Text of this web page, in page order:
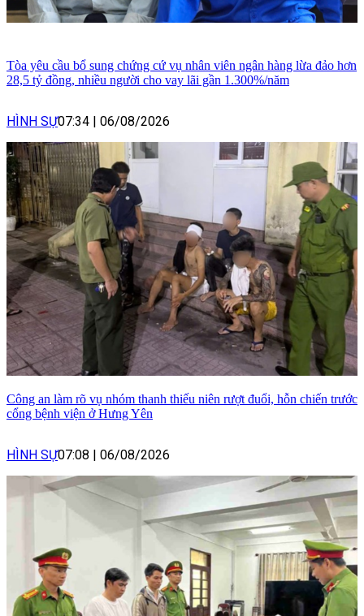
Tòa yêu cầu bổ sung chứng cứ vụ nhân viên ngân hàng lừa đảo hơn
28,5 tỷ đồng, nhiều người cho vay lãi gần 1.300%/năm
HÌNH SỰ07:34 | 06/08/2026
Công an làm rõ vụ nhóm thanh thiếu niên rượt đuổi, hỗn chiến trước
cổng bệnh viện ở Hưng Yên
HÌNH SỰ07:08 | 06/08/2026